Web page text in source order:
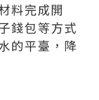
料完成開
錢包等方式
的平臺，降